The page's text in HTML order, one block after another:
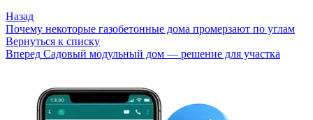
Назад
Почему некоторые газобетонные дома промерзают по углам
Вернуться к списку
Вперед Садовый модульный дом — решение для участка